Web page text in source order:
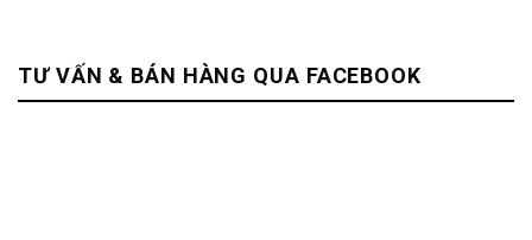
TƯ VẤN & BÁN HÀNG QUA FACEBOOK